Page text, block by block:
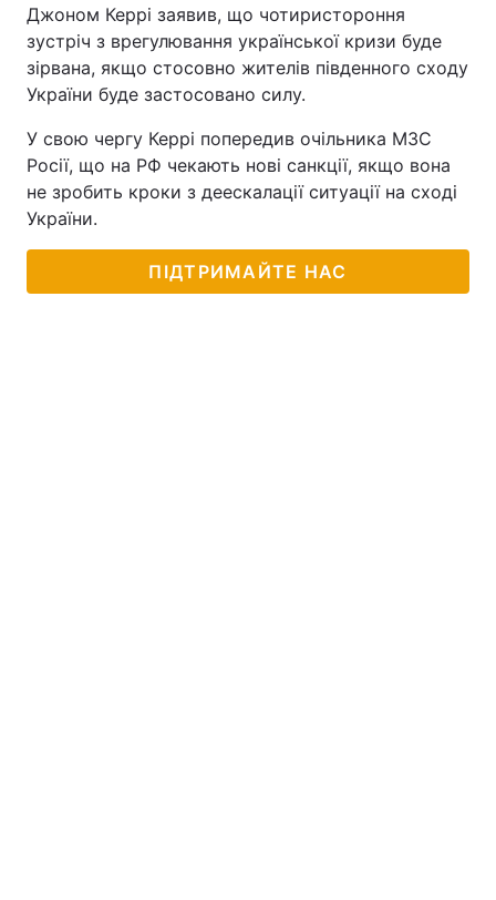
Джоном Керрі заявив, що чотиристороння
зустріч з врегулювання української кризи буде
зірвана, якщо стосовно жителів південного сходу
України буде застосовано силу.
У свою чергу Керрі попередив очільника МЗС
Росії, що на РФ чекають нові санкції, якщо вона
не зробить кроки з деескалації ситуації на сході
України.
ПІДТРИМАЙТЕ НАС